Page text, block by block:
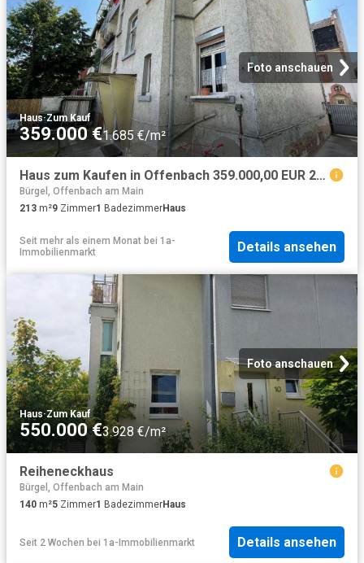
Foto anschauen
Haus·Zum Kauf
359.000 €1.685 €/m²
Haus zum Kaufen in Offenbach 359.000,00 EUR 213.15 m²
Bürgel, Offenbach am Main
213 m²9 Zimmer1 BadezimmerHaus
Seit mehr als einem Monat bei 1a-
Immobilienmarkt
Details ansehen
Foto anschauen
Haus·Zum Kauf
550.000 €3.928 €/m²
Reiheneckhaus
Bürgel, Offenbach am Main
140 m²5 Zimmer1 BadezimmerHaus
Seit 2 Wochen bei 1a-Immobilienmarkt Details ansehen